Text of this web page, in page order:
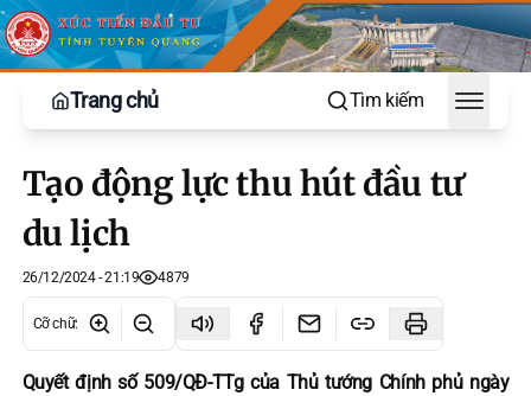
Trang chủ Tìm kiếm
Toggle
Tạo động lực thu hút đầu tư
du lịch
26/12/2024 - 21:19 4879
Cỡ chữ:
Quyết định số 509/QĐ-TTg của Thủ tướng Chính phủ ngày